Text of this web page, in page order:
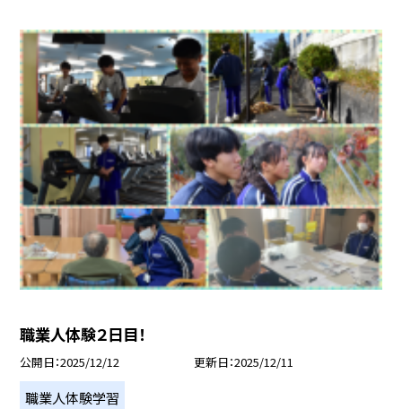
職業人体験２日目！
公開日 2025/12/12 更新日 2025/12/11
職業人体験学習